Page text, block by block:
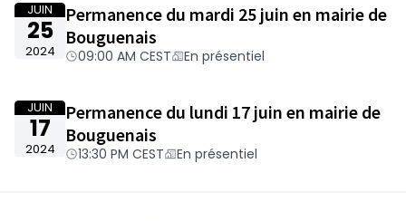
JUIN
25
2024
Permanence du mardi 25 juin en mairie de
Bouguenais
09:00 AM CEST En présentiel
JUIN
17
2024
Permanence du lundi 17 juin en mairie de
Bouguenais
13:30 PM CEST En présentiel